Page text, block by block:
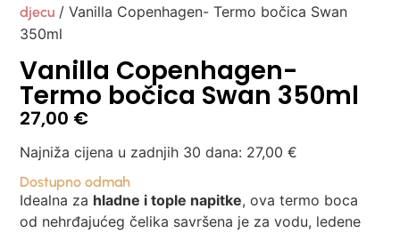
djecu / Vanilla Copenhagen- Termo bočica Swan
350ml
Vanilla Copenhagen-
Termo bočica Swan 350ml
27,00 €
Najniža cijena u zadnjih 30 dana: 27,00€
Dostupno odmah
Idealna za hladne i tople napitke, ova termo boca
od nehrđajućeg čelika savršena je za vodu, ledene